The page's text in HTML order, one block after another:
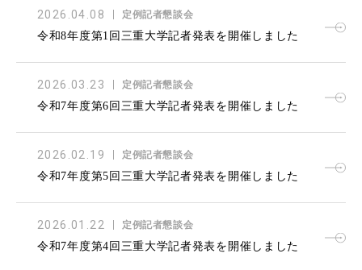
2026.04.08 定例記者懇談会
令和8年度第1回三重大学記者発表を開催しました
2026.03.23 定例記者懇談会
令和7年度第6回三重大学記者発表を開催しました
2026.02.19 定例記者懇談会
令和7年度第5回三重大学記者発表を開催しました
2026.01.22 定例記者懇談会
令和7年度第4回三重大学記者発表を開催しました